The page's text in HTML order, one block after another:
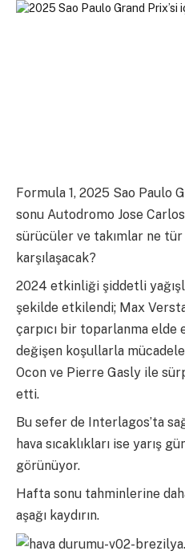
Formula 1, 2025 Sao Paulo
sonu Autodromo Jose
sürücüler ve takımlar ne tür
karşılaşacak?
2024 etkinliği şiddetli
şekilde etkilendi; Max
çarpıcı bir toparlanma
değişen koşullarla
Ocon ve Pierre Gasly ile
etti.
Bu sefer de Interlagos’ta
hava sıcaklıkları ise yarış
görünüyor.
Hafta sonu tahminlerine
aşağı kaydırın.